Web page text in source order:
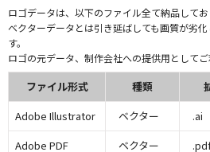
ロゴデータは、以下のファイル全て納品してお
ベクターデータとは引き延ばしても画質が劣
す。
ロゴの元データ、制作会社への提供用としてご
ファイル形式 種類
Adobe Illustrator
ベクター
.ai
Adobe PDF
ベクター